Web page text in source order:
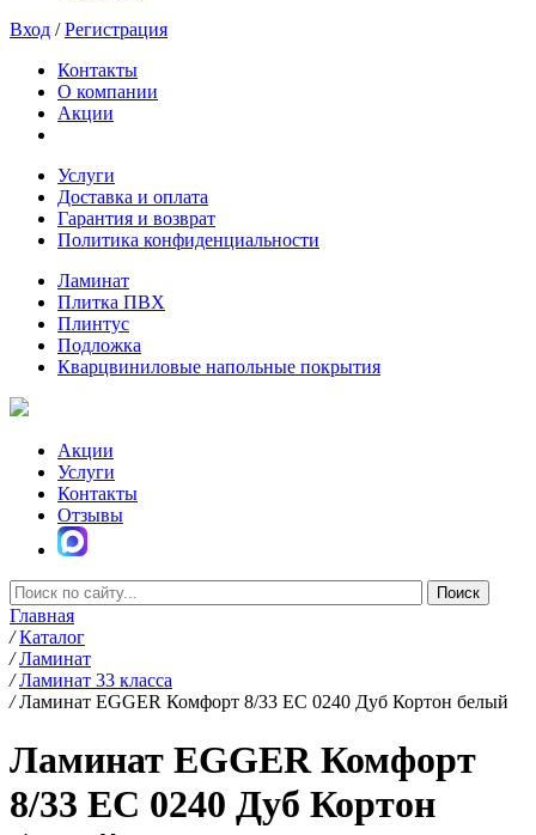
Вход /Регистрация
Контакты
О компании
Акции
Услуги
Доставка и оплата
Гарантия и возврат
Политика конфиденциальности
Ламинат
Плитка ПВХ
Плинтус
Подложка
Кварцвиниловые напольные покрытия
Акции
Услуги
Контакты
Отзывы
Главная
/ Каталог
/ Ламинат
/ Ламинат 33 класса
/ Ламинат EGGER Комфорт 8/33 EC 0240 Дуб Кортон белый
Ламинат EGGER Комфорт
8/33 EC 0240 Дуб Кортон